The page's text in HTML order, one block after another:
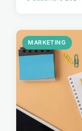
MARKETING